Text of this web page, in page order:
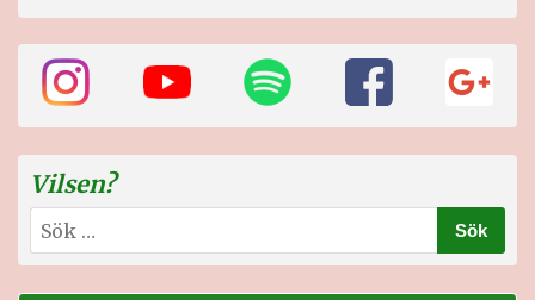
Vilsen?
Sök
efter: